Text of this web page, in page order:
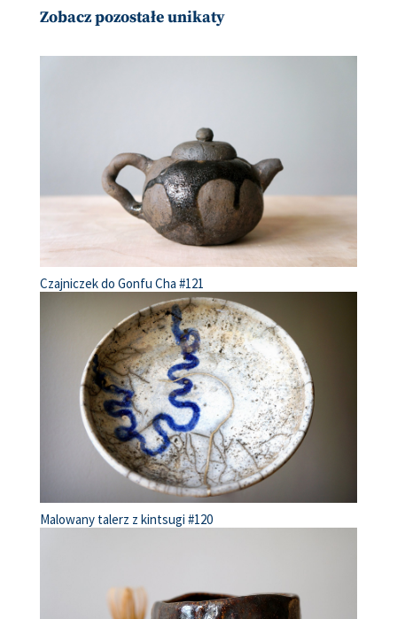
Zobacz pozostałe unikaty
Czajniczek do Gonfu Cha #121
Malowany talerz z kintsugi #120